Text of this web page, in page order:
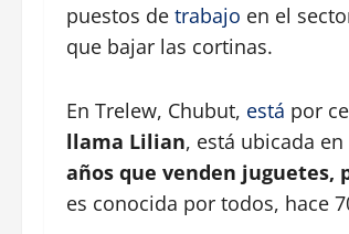
puestos de trabajo en el
que bajar las cortinas.
En Trelew, Chubut, está por
llama Lilian, está ubicada en
años que venden juguetes,
es conocida por todos, hace